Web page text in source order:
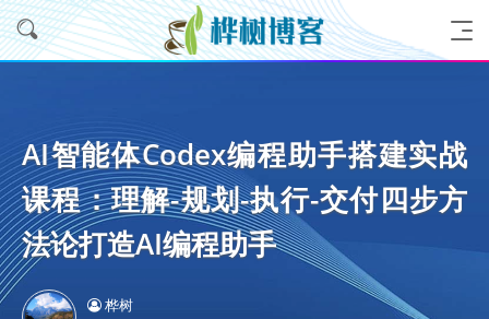
AI智能体Codex编程助手搭建实战
课程：理解-规划-执行-交付四步方
法论打造AI编程助手
桦树